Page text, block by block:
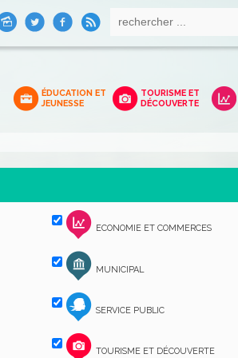
ÉDUCATION ET
JEUNESSE
TOURISME ET
DÉCOUVERTE
ECONOMIE ET COMMERCES
MUNICIPAL
SERVICE PUBLIC
TOURISME ET DÉCOUVERTE